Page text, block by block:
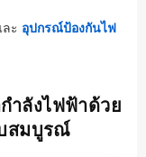
ะ อุปกรณ์ป้องกันไฟ
ำลังไฟฟ้าด้วย
สมบูรณ์